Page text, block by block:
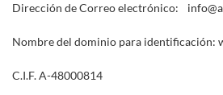
Dirección de Correo electrónico:
Nombre del dominio para identificación:
C.I.F. A-48000814